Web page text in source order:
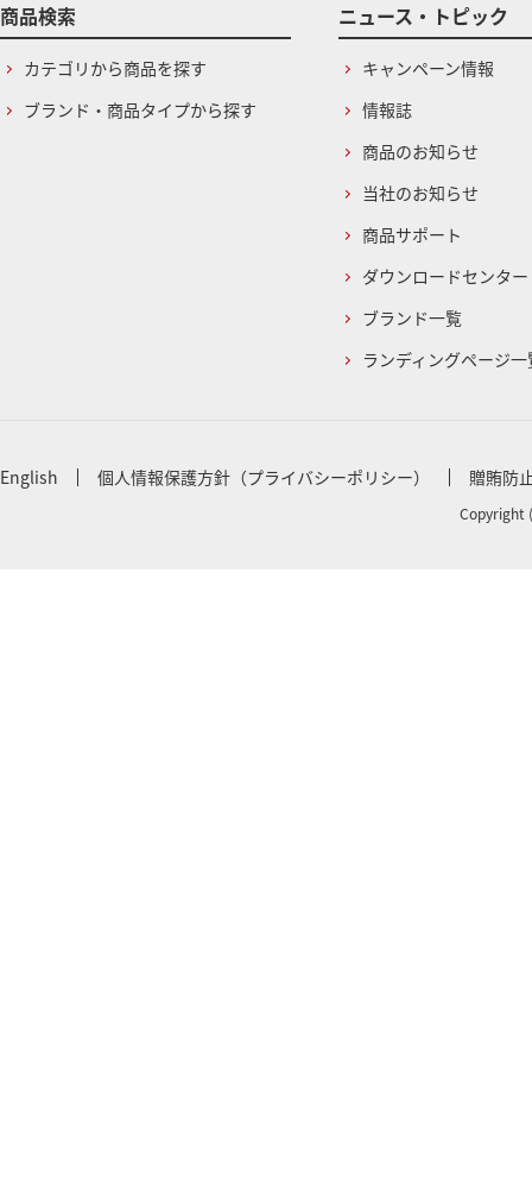
商品検索
カテゴリから商品を探す
ブランド・商品タイプから探す
ニュース・トピック
キャンペーン情報
情報誌
商品のお知らせ
当社のお知らせ
商品サポート
ダウンロードセンター
ブランド一覧
ランディングページ一
English 個人情報保護方針（プライバシーポリシー） 贈賄防
Copyright